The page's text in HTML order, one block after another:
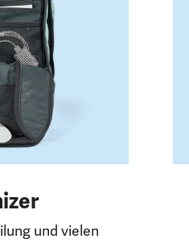
und vielen